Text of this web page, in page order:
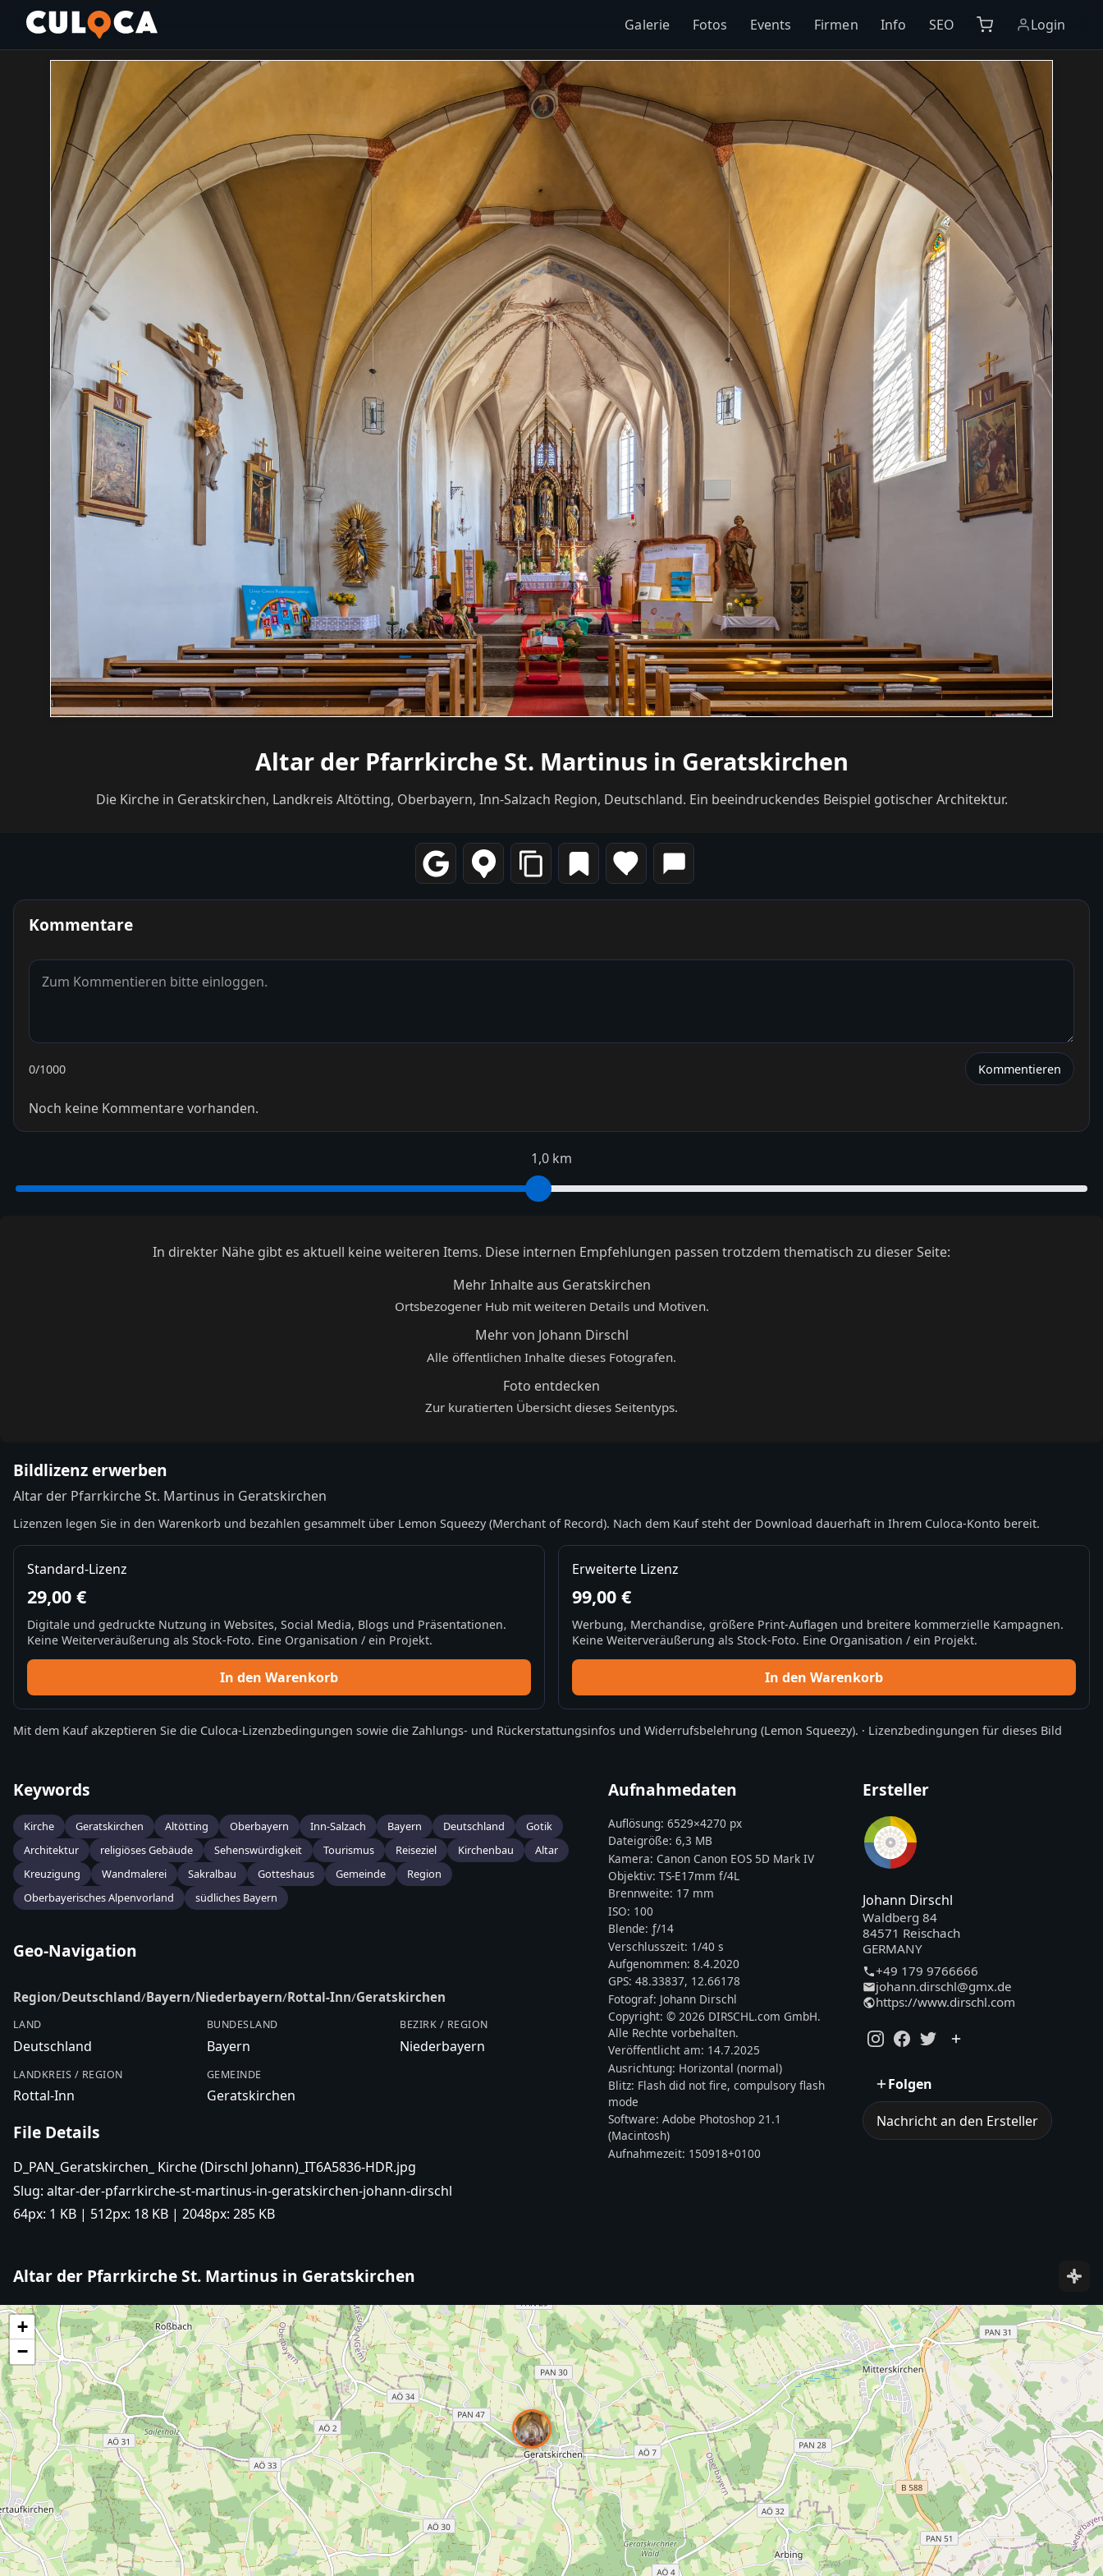
Galerie Fotos Events Firmen Info SEO Login
Altar der Pfarrkirche St. Martinus in Geratskirchen
Die Kirche in Geratskirchen, Landkreis Altötting, Oberbayern, Inn-Salzach Region, Deutschland. Ein beeindruckendes Beispiel gotischer Architektur.
Kommentare
0/1000 Kommentieren
Noch keine Kommentare vorhanden.
1,0 km
In direkter Nähe gibt es aktuell keine weiteren Items. Diese internen Empfehlungen passen trotzdem thematisch zu dieser Seite:
Mehr Inhalte aus Geratskirchen
Ortsbezogener Hub mit weiteren Details und Motiven.
Mehr von Johann Dirschl
Alle öffentlichen Inhalte dieses Fotografen.
Foto entdecken
Zur kuratierten Übersicht dieses Seitentyps.
Bildlizenz erwerben
Altar der Pfarrkirche St. Martinus in Geratskirchen
Lizenzen legen Sie in den Warenkorb und bezahlen gesammelt über Lemon Squeezy (Merchant of Record). Nach dem Kauf steht der Download dauerhaft in Ihrem Culoca-Konto bereit.
Standard-Lizenz
29,00 €
Digitale und gedruckte Nutzung in Websites, Social Media, Blogs und Präsentationen.
Keine Weiterveräußerung als Stock-Foto. Eine Organisation / ein Projekt.
In den Warenkorb
Erweiterte Lizenz
99,00 €
Werbung, Merchandise, größere Print-Auflagen und breitere kommerzielle Kampagnen.
Keine Weiterveräußerung als Stock-Foto. Eine Organisation / ein Projekt.
In den Warenkorb
Mit dem Kauf akzeptieren Sie die Culoca-Lizenzbedingungen sowie die Zahlungs- und Rückerstattungsinfos und Widerrufsbelehrung (Lemon Squeezy). · Lizenzbedingungen für dieses Bild
Keywords
Kirche Geratskirchen Altötting Oberbayern Inn-Salzach Bayern Deutschland
Gotik
Architektur
religiöses Gebäude Sehenswürdigkeit Tourismus Reiseziel Kirchenbau
Altar
Kreuzigung
Wandmalerei Sakralbau Gotteshaus Gemeinde
Region
Oberbayerisches Alpenvorland
südliches Bayern
Geo-Navigation
Region/Deutschland/Bayern/Niederbayern/Rottal-Inn/Geratskirchen
LAND
Deutschland
BUNDESLAND
Bayern
BEZIRK / REGION
Niederbayern
LANDKREIS / REGION
Rottal-Inn
GEMEINDE
Geratskirchen
File Details
D_PAN_Geratskirchen_ Kirche (Dirschl Johann)_IT6A5836-HDR.jpg
Slug: altar-der-pfarrkirche-st-martinus-in-geratskirchen-johann-dirschl
64px: 1 KB | 512px: 18 KB | 2048px: 285 KB
Aufnahmedaten
Auflösung:6529×4270 px
Dateigröße:6,3 MB
Kamera:Canon Canon EOS 5D Mark IV
Objektiv:TS-E17mm f/4L
Brennweite: 17 mm
ISO: 100
Blende: ƒ/14
Verschlusszeit: 1/40 s
Aufgenommen:8.4.2020
GPS:48.33837, 12.66178
Fotograf: Johann Dirschl
Copyright:© 2026 DIRSCHL.com GmbH.
Alle Rechte vorbehalten.
Veröffentlicht am: 14.7.2025
Ausrichtung: Horizontal (normal)
Blitz: Flash did not fire, compulsory flash
mode
Software:Adobe Photoshop 21.1
(Macintosh)
Aufnahmezeit: 150918+0100
Ersteller
Johann Dirschl
Waldberg 84
84571 Reischach
GERMANY
+49 179 9766666
johann.dirschl@gmx.de
https://www.dirschl.com
Folgen
Nachricht an den Ersteller
Altar der Pfarrkirche St. Martinus in Geratskirchen
+
−